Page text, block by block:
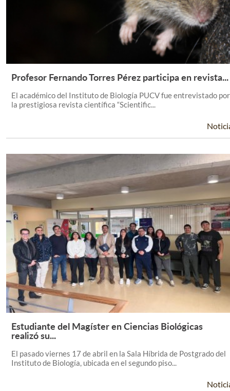
Leer Más +
Profesor Fernando Torres Pérez participa en revista...
El académico del Instituto de Biología PUCV fue entrevistado por
la prestigiosa revista científica “Scientific...
Leer Más +
Estudiante del Magíster en Ciencias Biológicas
realizó su...
El pasado viernes 17 de abril en la Sala Híbrida de Postgrado del
Instituto de Biología, ubicada en el segundo piso...